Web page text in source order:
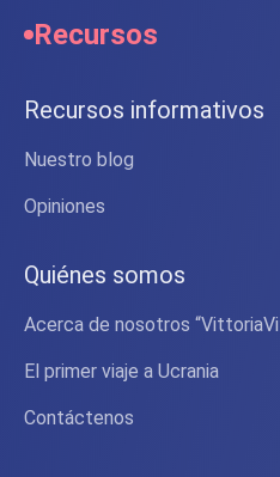
Recursos
Recursos informativos
Nuestro blog
Opiniones
Quiénes somos
Acerca de nosotros
El primer viaje a Ucrania
Contáctenos